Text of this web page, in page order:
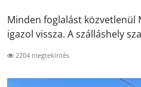
Minden foglalást
igazol vissza. A szálláshely
2204 megtekintés